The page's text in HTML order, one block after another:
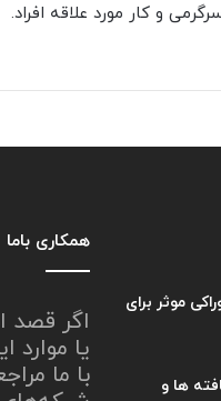
و کار مورد علاقه افراد.
افزایش دهنده سطح انرژی؛ 10 خوراکی موثر برای
ها و
همکاری باما
اگر قصد
یا
با ما